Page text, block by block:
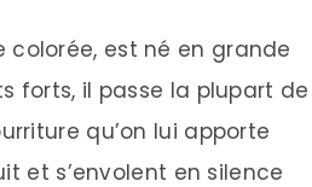
est né en grande
forts, il passe la plupart de
qu’on lui apporte
et s’envolent en silence